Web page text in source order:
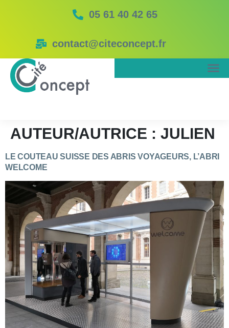
05 61 40 42 65
contact@citeconcept.fr
AUTEUR/AUTRICE : JULIEN
LE COUTEAU SUISSE DES ABRIS VOYAGEURS, L’ABRI
WELCOME